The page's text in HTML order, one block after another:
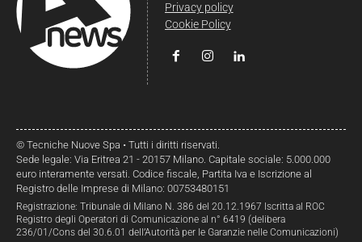
Privacy policy
Cookie Policy
© Tecniche Nuove Spa • Tutti i diritti riservati.
Sede legale: Via Eritrea 21 - 20157 Milano. Capitale sociale: 5.000.000
euro interamente versati. Codice fiscale, Partita Iva e Iscrizione al
Registro delle Imprese di Milano: 00753480151
Registrazione: Tribunale di Milano N. 386 del 20.12.1967 Iscritta al ROC
Registro degli Operatori di Comunicazione al n° 6419 (delibera
236/01/Cons del 30.6.01 dell’Autorità per le Garanzie nelle Comunicazioni)